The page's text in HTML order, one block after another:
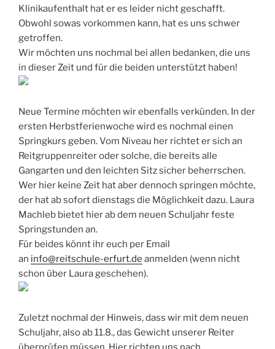
Klinikaufenthalt hat er es leider nicht geschafft.
Obwohl sowas vorkommen kann, hat es uns schwer
getroffen.
Wir möchten uns nochmal bei allen bedanken, die uns
in dieser Zeit und für die beiden unterstützt haben!
Neue Termine möchten wir ebenfalls verkünden. In der
ersten Herbstferienwoche wird es nochmal einen
Springkurs geben. Vom Niveau her richtet er sich an
Reitgruppenreiter oder solche, die bereits alle
Gangarten und den leichten Sitz sicher beherrschen.
Wer hier keine Zeit hat aber dennoch springen möchte,
der hat ab sofort dienstags die Möglichkeit dazu. Laura
Machleb bietet hier ab dem neuen Schuljahr feste
Springstunden an.
Für beides könnt ihr euch per Email
an info@reitschule-erfurt.de anmelden (wenn nicht
schon über Laura geschehen).
Zuletzt nochmal der Hinweis, dass wir mit dem neuen
Schuljahr, also ab 11.8., das Gewicht unserer Reiter